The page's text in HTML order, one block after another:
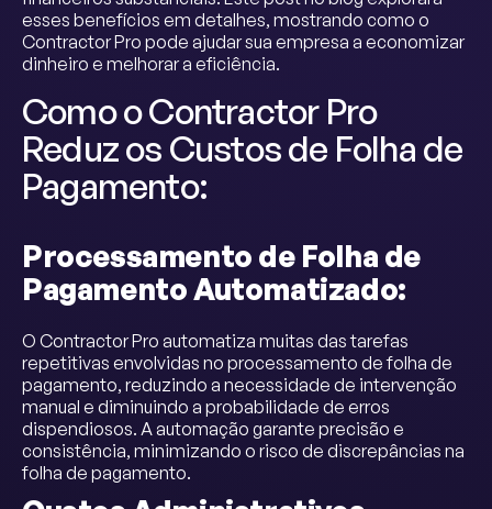
esses benefícios em detalhes, mostrando como o
Contractor Pro pode ajudar sua empresa a economizar
dinheiro e melhorar a eficiência.
Como o Contractor Pro
Reduz os Custos de Folha de
Pagamento:
Processamento de Folha de
Pagamento Automatizado:
O Contractor Pro automatiza muitas das tarefas
repetitivas envolvidas no processamento de folha de
pagamento, reduzindo a necessidade de intervenção
manual e diminuindo a probabilidade de erros
dispendiosos. A automação garante precisão e
consistência, minimizando o risco de discrepâncias na
folha de pagamento.